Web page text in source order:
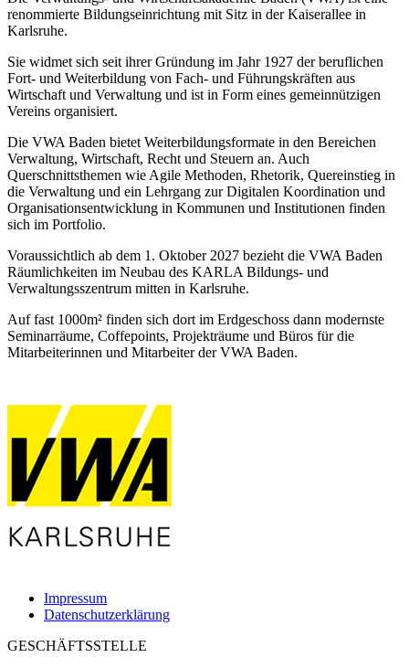
renommierte Bildungseinrichtung mit Sitz in der Kaiserallee in
Karlsruhe.
Sie widmet sich seit ihrer Gründung im Jahr 1927 der beruflichen
Fort- und Weiterbildung von Fach- und Führungskräften aus
Wirtschaft und Verwaltung und ist in Form eines gemeinnützigen
Vereins organisiert.
Die VWA Baden bietet Weiterbildungsformate in den Bereichen
Verwaltung, Wirtschaft, Recht und Steuern an. Auch
Querschnittsthemen wie Agile Methoden, Rhetorik, Quereinstieg in
die Verwaltung und ein Lehrgang zur Digitalen Koordination und
Organisationsentwicklung in Kommunen und Institutionen finden
sich im Portfolio.
Voraussichtlich ab dem 1. Oktober 2027 bezieht die VWA Baden
Räumlichkeiten im Neubau des KARLA Bildungs- und
Verwaltungsszentrum mitten in Karlsruhe.
Auf fast 1000m² finden sich dort im Erdgeschoss dann modernste
Seminarräume, Coffepoints, Projekträume und Büros für die
Mitarbeiterinnen und Mitarbeiter der VWA Baden.
Impressum
Datenschutzerklärung
GESCHÄFTSSTELLE